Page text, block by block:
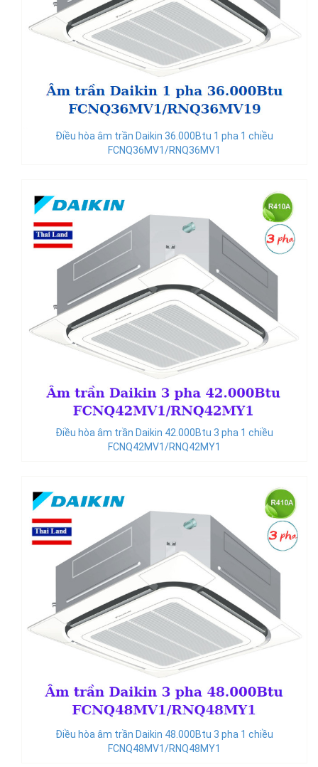
Điều hòa âm trần Daikin 36.000Btu 1 pha 1 chiều
FCNQ36MV1/RNQ36MV1
Điều hòa âm trần Daikin 42.000Btu 3 pha 1 chiều
FCNQ42MV1/RNQ42MY1
Điều hòa âm trần Daikin 48.000Btu 3 pha 1 chiều
FCNQ48MV1/RNQ48MY1